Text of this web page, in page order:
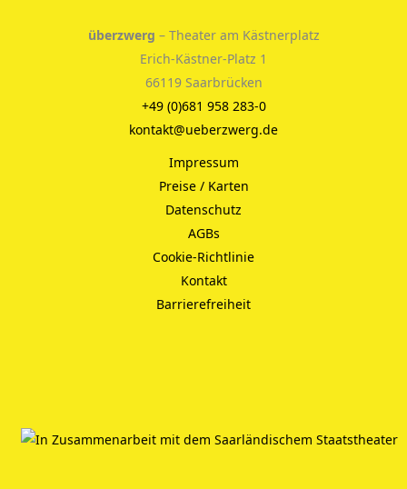
überzwerg – Theater am Kästnerplatz
Erich-Kästner-Platz 1
66119 Saarbrücken
+49 (0)681 958 283-0
kontakt@ueberzwerg.de
Impressum
Preise / Karten
Datenschutz
AGBs
Cookie-Richtlinie
Kontakt
Barrierefreiheit